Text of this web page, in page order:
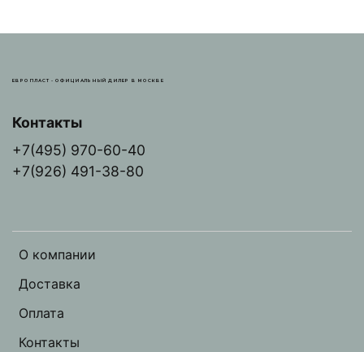
ЕВРОПЛАСТ - ОФИЦИАЛЬНЫЙ ДИЛЕР В МОСКВЕ
О компании
Доставка
Оплата
Контакты
Контакты
+7(495) 970-60-40
+7(926) 491-38-80